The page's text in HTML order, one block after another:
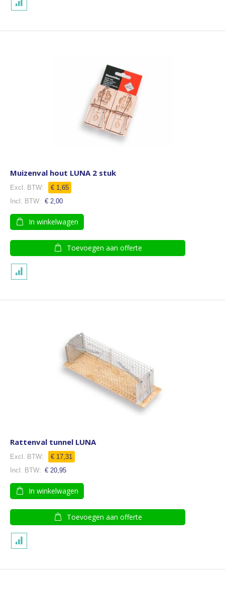
Muizenval hout LUNA 2 stuk
€ 1,65
€ 2,00
In winkelwagen
Toevoegen aan offerte
Rattenval tunnel LUNA
€ 17,31
€ 20,95
In winkelwagen
Toevoegen aan offerte